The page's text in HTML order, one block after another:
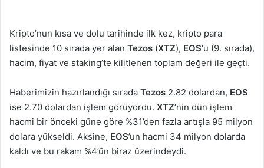
Kripto’nun kısa ve dolu tarihinde ilk kez, kripto para
listesinde 10 sırada yer alan Tezos (XTZ), EOS‘u (9. sırada),
hacim, fiyat ve staking’te kilitlenen toplam değeri ile geçti.
Haberimizin hazırlandığı sırada Tezos 2.82 dolardan, EOS
ise 2.70 dolardan işlem görüyordu. XTZ’nin dün işlem
hacmi bir önceki güne göre %31’den fazla artışla 95 milyon
dolara yükseldi. Aksine, EOS’un hacmi 34 milyon dolarda
kaldı ve bu rakam %4’ün biraz üzerindeydi.